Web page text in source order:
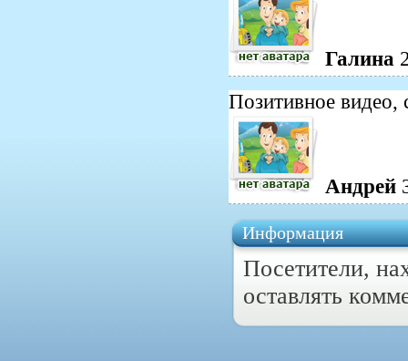
Галина
Позитивное видео,
Андрей
Информация
Посетители,
оставлять